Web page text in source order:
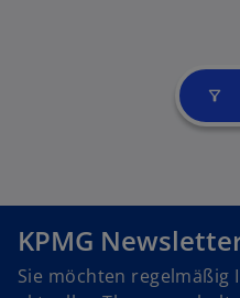
filter_alt
KPMG
Sie möchten regelmäßig